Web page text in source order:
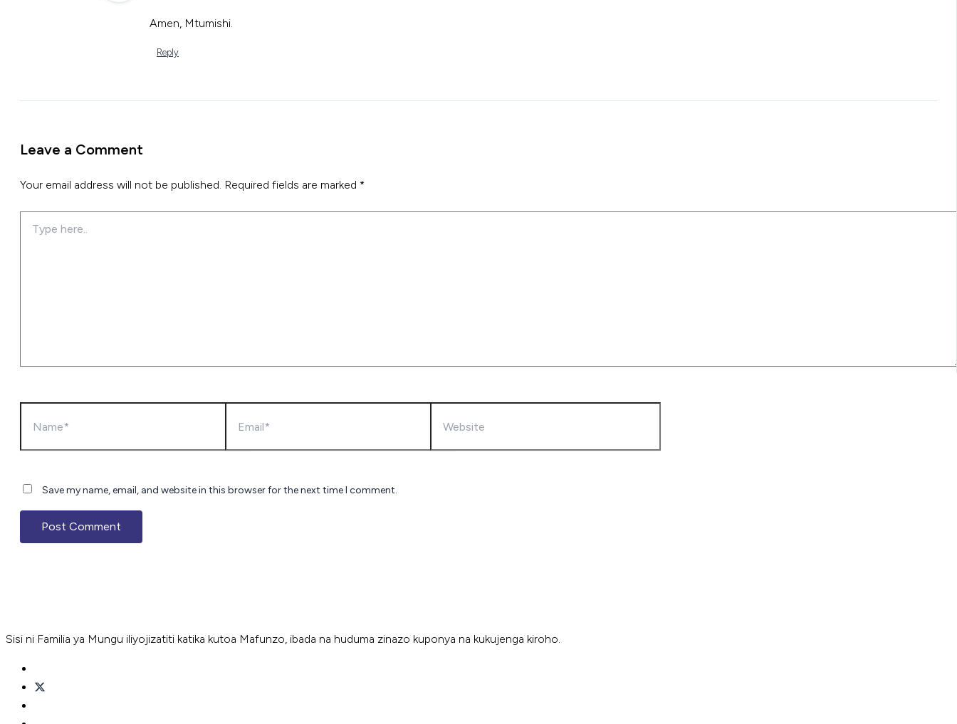
Amen, Mtumishi.
Reply
Leave a Comment
Your email address will not be published. Required fields are marked *
Save my name, email, and website in this browser for the next time I comment.
Sisi ni Familia ya Mungu iliyojizatiti katika kutoa Mafunzo, ibada na huduma zinazo kuponya na kukujenga kiroho.